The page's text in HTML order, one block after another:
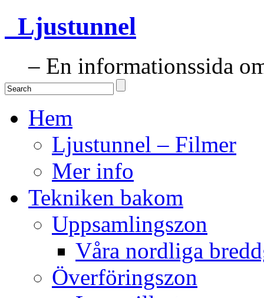
Ljustunnel
– En informationssida
Hem
Ljustunnel – Filmer
Mer info
Tekniken bakom
Uppsamlingszon
Våra nordliga
Överföringszon